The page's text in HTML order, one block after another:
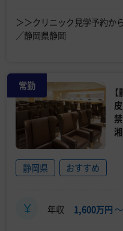
＞＞クリニック見学予約か
／静岡県静岡
常勤
静岡県 おすすめ
年収 1,600万円 〜